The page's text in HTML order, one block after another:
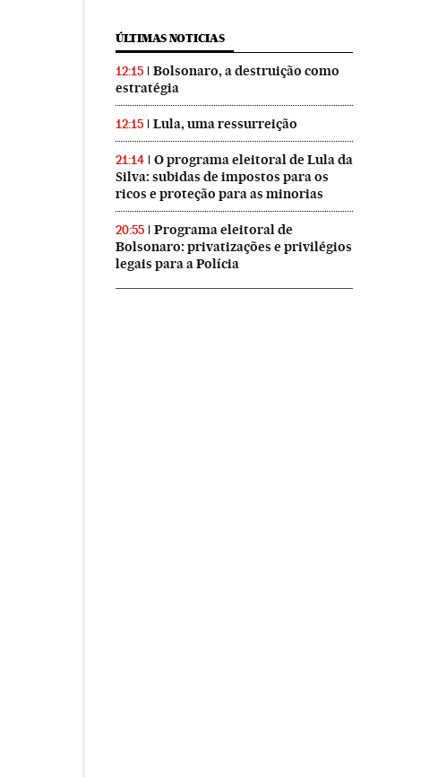
ÚLTIMAS NOTICIAS
12:15
Bolsonaro, a destruição como
estratégia
12:15 Lula, uma ressurreição
21:14
O programa eleitoral de Lula da
Silva: subidas de impostos para os
ricos e proteção para as minorias
20:55
Programa eleitoral de
Bolsonaro: privatizações e privilégios
legais para a Polícia